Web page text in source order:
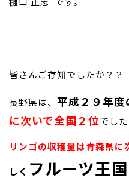
皆さんご存知でしたか？？
長野県は、 平成２９年度
に次いで全国２位でした
リンゴの収穫量は青森県
しく フルーツ王国